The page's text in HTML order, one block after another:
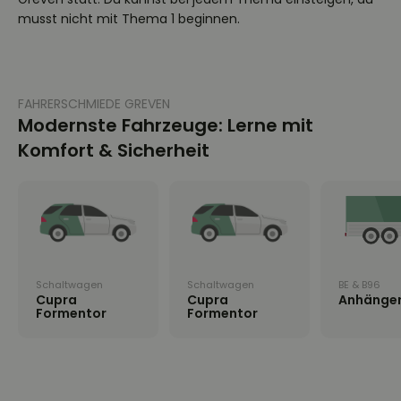
musst nicht mit Thema 1 beginnen.
FAHRERSCHMIEDE GREVEN
Modernste Fahrzeuge: Lerne mit
Komfort & Sicherheit
Schaltwagen
Cupra
Formentor
Schaltwagen
Cupra
Formentor
BE & B96